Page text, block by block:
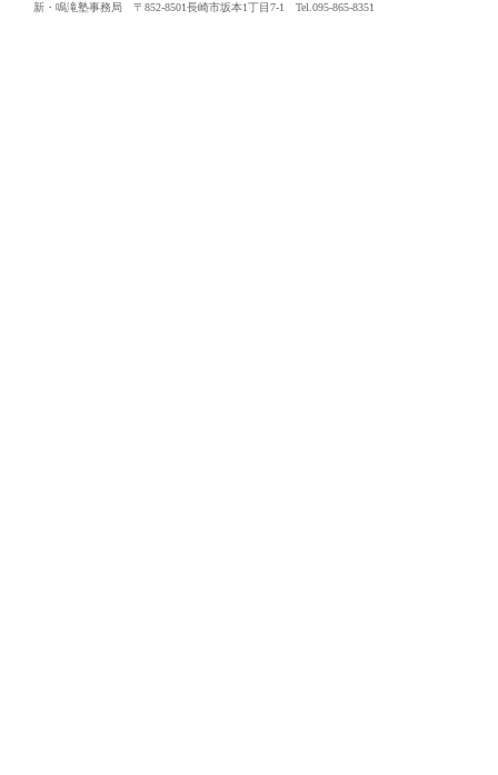
新・鳴滝塾事務局 〒852-8501長崎市坂本1丁目7-1 Tel.095-865-8351